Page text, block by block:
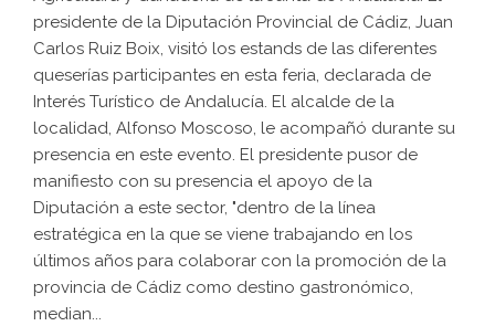
presidente de la Diputación Provincial de Cádiz, Juan
Carlos Ruiz Boix, visitó los estands de las diferentes
queserías participantes en esta feria, declarada de
Interés Turístico de Andalucía. El alcalde de la
localidad, Alfonso Moscoso, le acompañó durante su
presencia en este evento. El presidente pusor de
manifiesto con su presencia el apoyo de la
Diputación a este sector, "dentro de la línea
estratégica en la que se viene trabajando en los
últimos años para colaborar con la promoción de la
provincia de Cádiz como destino gastronómico,
median...